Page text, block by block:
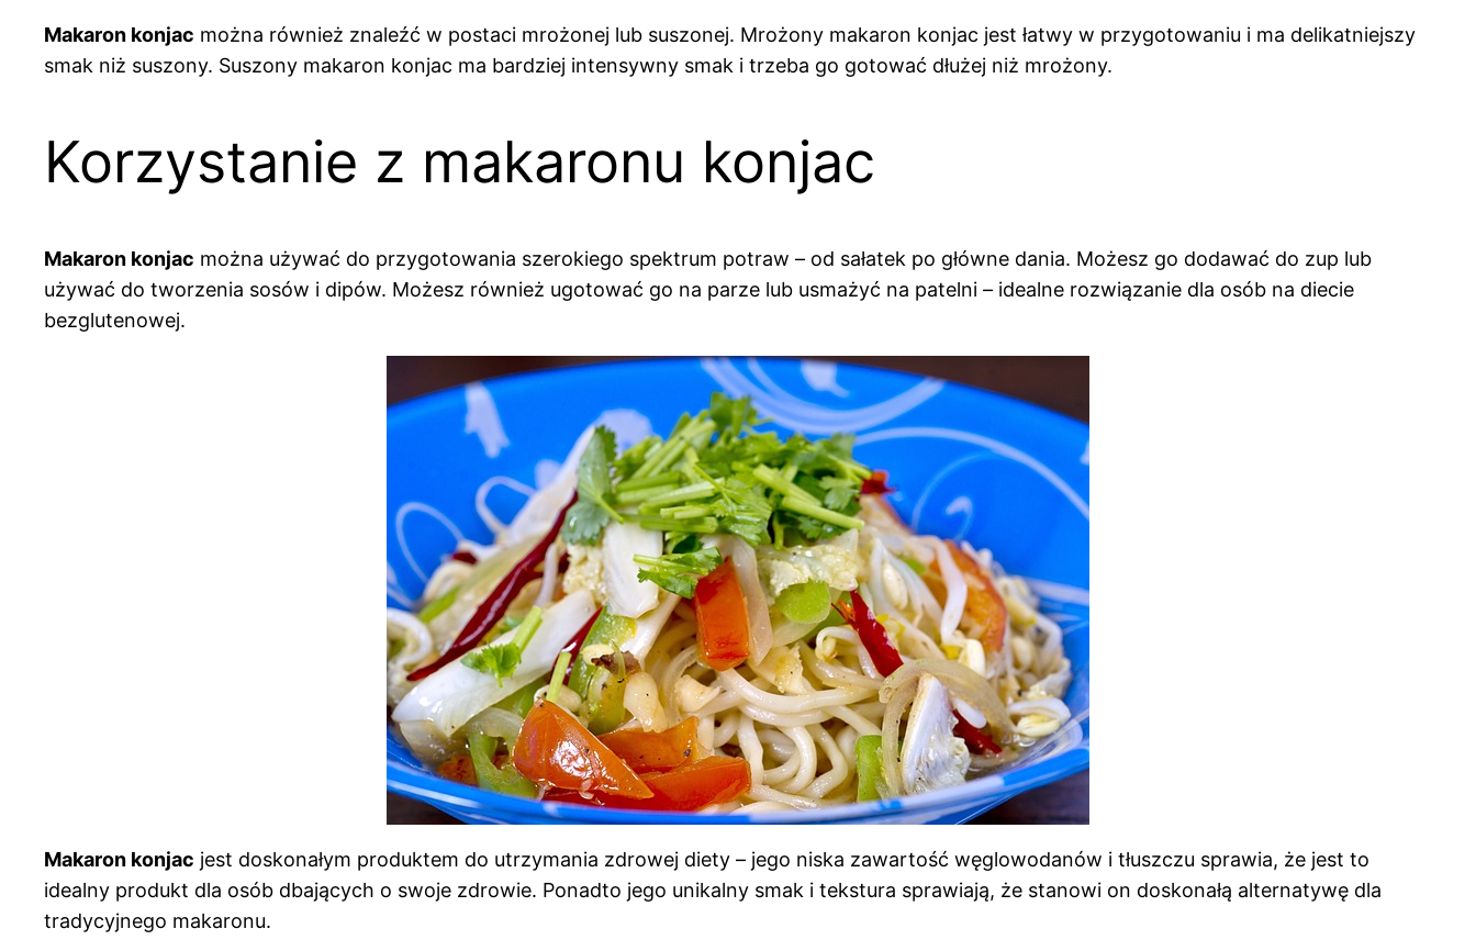
Makaron konjac można również znaleźć w postaci mrożonej lub suszonej. Mrożony makaron konjac jest łatwy w przygotowaniu i ma delikatniejszy
smak niż suszony. Suszony makaron konjac ma bardziej intensywny smak i trzeba go gotować dłużej niż mrożony.
Korzystanie z makaronu konjac
Makaron konjac można używać do przygotowania szerokiego spektrum potraw – od sałatek po główne dania. Możesz go dodawać do zup lub
używać do tworzenia sosów i dipów. Możesz również ugotować go na parze lub usmażyć na patelni – idealne rozwiązanie dla osób na diecie
bezglutenowej.
Makaron konjac jest doskonałym produktem do utrzymania zdrowej diety – jego niska zawartość węglowodanów i tłuszczu sprawia, że jest to
idealny produkt dla osób dbających o swoje zdrowie. Ponadto jego unikalny smak i tekstura sprawiają, że stanowi on doskonałą alternatywę dla
tradycyjnego makaronu.